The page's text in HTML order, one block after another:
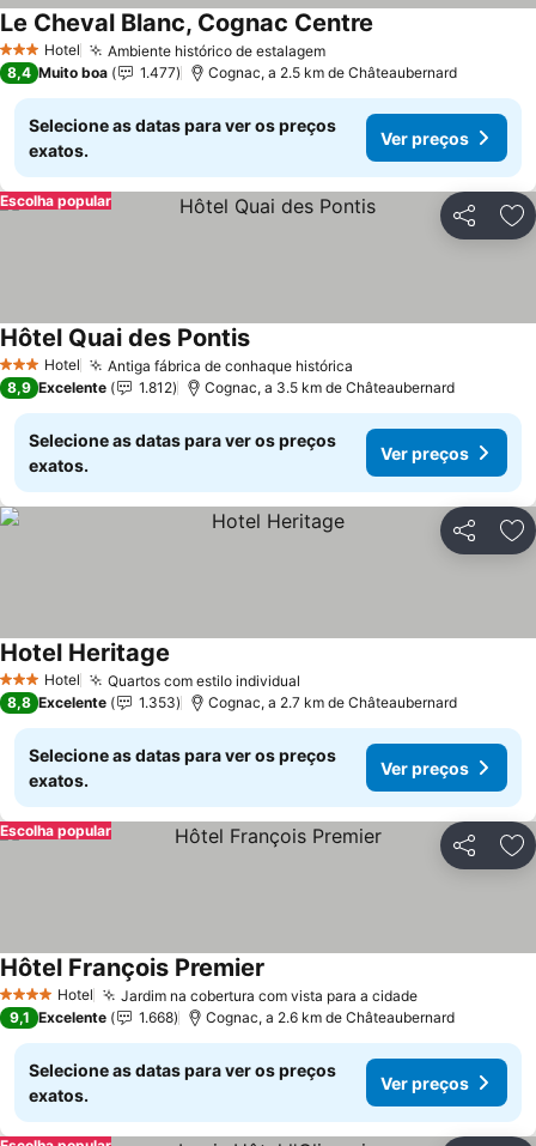
3 EstrelasHotel Ambiente histórico de estalagemVer preços
Le Cheval Blanc, Cognac Centre
8,4 Muito boa 1.477 Cognac, a 2.5 km de Châteaubernard
Selecione as datas para ver os preços
exatos.
Ver preços
Partilhar
Escolha popular
3 EstrelasHotel Antiga fábrica de conhaque histórica
Hôtel Quai des PontisVer preços
8,9 Excelente 1.812 Cognac, a 3.5 km de Châteaubernard
Selecione as datas para ver os preços
exatos.
Ver preços
Partilhar
3 EstrelasHotel Quartos com estilo individual
Hotel Heritage
8,8 Excelente 1.353 Cognac, a 2.7 km de Châteaubernard
Selecione as datas para ver os preços
exatos.
Ver preços
Partilhar
Escolha popular
4 EstrelasHotel Jardim na cobertura com vista para a cidadeVer preços
Hôtel François Premier
9,1 Excelente 1.668 Cognac, a 2.6 km de Châteaubernard
Selecione as datas para ver os preços
exatos.
Ver preços